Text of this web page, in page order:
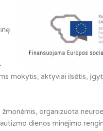
mokytis, aktyviai ilsėtis,
organizuota
dienos minėjimo